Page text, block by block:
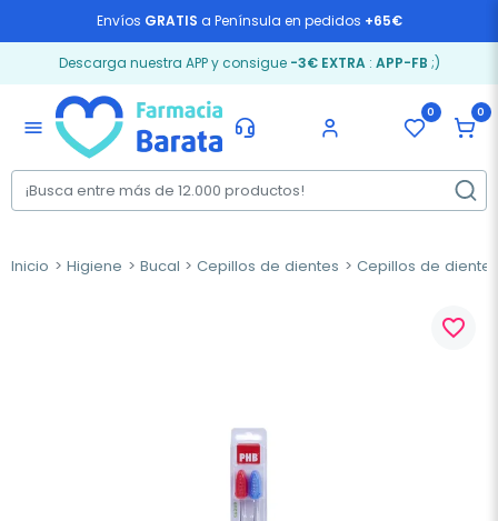
Envíos GRATIS a Península en pedidos +65€
Descarga nuestra APP y consigue -3€ EXTRA: APP-FB ;)
menu
0 0
Inicio Higiene Bucal Cepillos de dientes Cepillos de
favorite_border